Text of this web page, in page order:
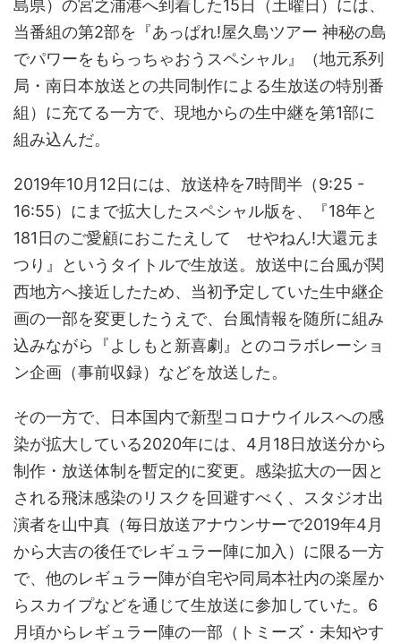
島県）の宮之浦港へ到着した15日（土曜日）には、
当番組の第2部を『あっぱれ!屋久島ツアー 神秘の島
でパワーをもらっちゃおうスペシャル』（地元系列
局・南日本放送との共同制作による生放送の特別番
組）に充てる一方で、現地からの生中継を第1部に
組み込んだ。
2019年10月12日には、放送枠を7時間半（9:25 -
16:55）にまで拡大したスペシャル版を、『18年と
181日のご愛顧におこたえして せやねん!大還元ま
つり』というタイトルで生放送。放送中に台風が関
西地方へ接近したため、当初予定していた生中継企
画の一部を変更したうえで、台風情報を随所に組み
込みながら『よしもと新喜劇』とのコラボレーショ
ン企画（事前収録）などを放送した。
その一方で、日本国内で新型コロナウイルスへの感
染が拡大している2020年には、4月18日放送分から
制作・放送体制を暫定的に変更。感染拡大の一因と
される飛沫感染のリスクを回避すべく、スタジオ出
演者を山中真（毎日放送アナウンサーで2019年4月
から大吉の後任でレギュラー陣に加入）に限る一方
で、他のレギュラー陣が自宅や同局本社内の楽屋か
らスカイプなどを通じて生放送に参加していた。6
月頃からレギュラー陣の一部（トミーズ・未知やす